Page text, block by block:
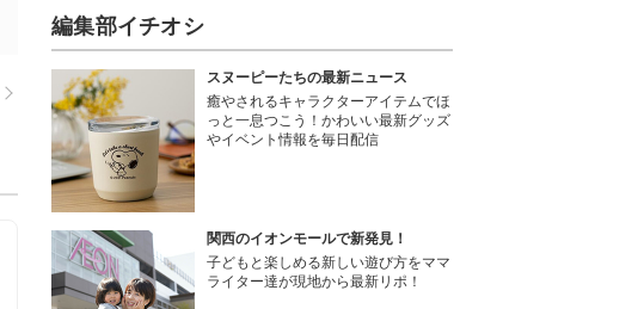
編集部イチオシ
スヌーピーたちの最新ニュース
癒やされるキャラクターアイテムでほ
っと一息つこう！かわいい最新グッズ
やイベント情報を毎日配信
関西のイオンモールで新発見！
子どもと楽しめる新しい遊び方をママ
ライター達が現地から最新リポ！